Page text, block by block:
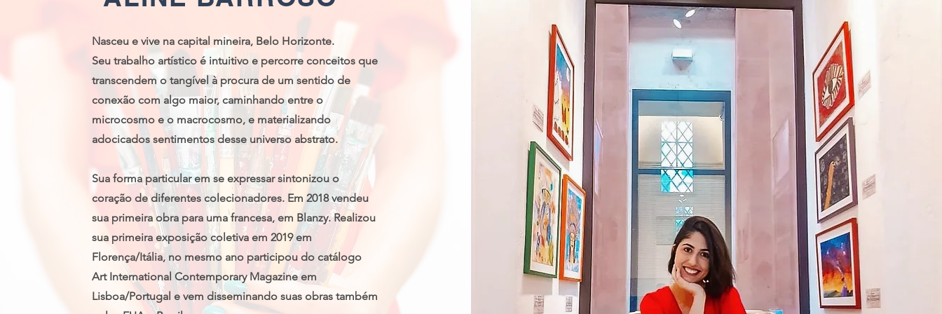
Nasceu e vive na capital mineira, Belo Horizonte.
Seu trabalho artístico é intuitivo e percorre conceitos que
transcendem o tangível à procura de um sentido de
conexão com algo maior, caminhando entre o
microcosmo e o macrocosmo, e materializando
adocicados sentimentos desse universo abstrato.
Sua forma particular em se expressar sintonizou o
coração de diferentes colecionadores. Em 2018 vendeu
sua primeira obra para uma francesa, em Blanzy. Realizou
sua primeira exposição coletiva em 2019 em
Florença/Itália, no mesmo ano participou do catálogo
Art International Contemporary Magazine em
Lisboa/Portugal e vem disseminando suas obras também